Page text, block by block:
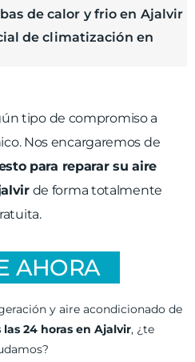
de calor y frio en Ajalvir
de climatización en
tipo de compromiso a
Nos encargaremos de
para reparar su aire
de forma totalmente
AHORA
y aire acondicionado de
24 horas en Ajalvir, ¿te